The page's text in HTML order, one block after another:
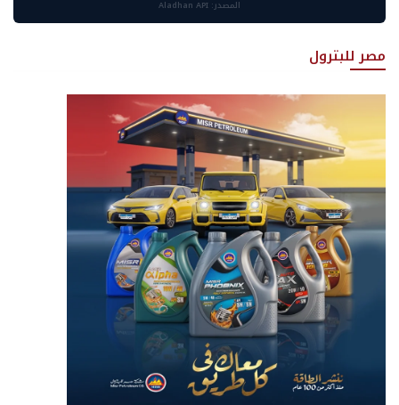
المصدر: Aladhan API
مصر للبترول